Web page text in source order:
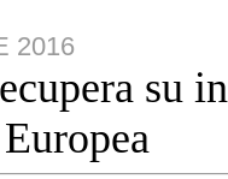
2016
su